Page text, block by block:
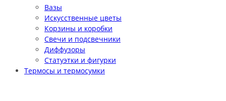
Вазы
Искусственные цветы
Корзины и коробки
Свечи и подсвечники
Диффузоры
Статуэтки и фигурки
Термосы и термосумки